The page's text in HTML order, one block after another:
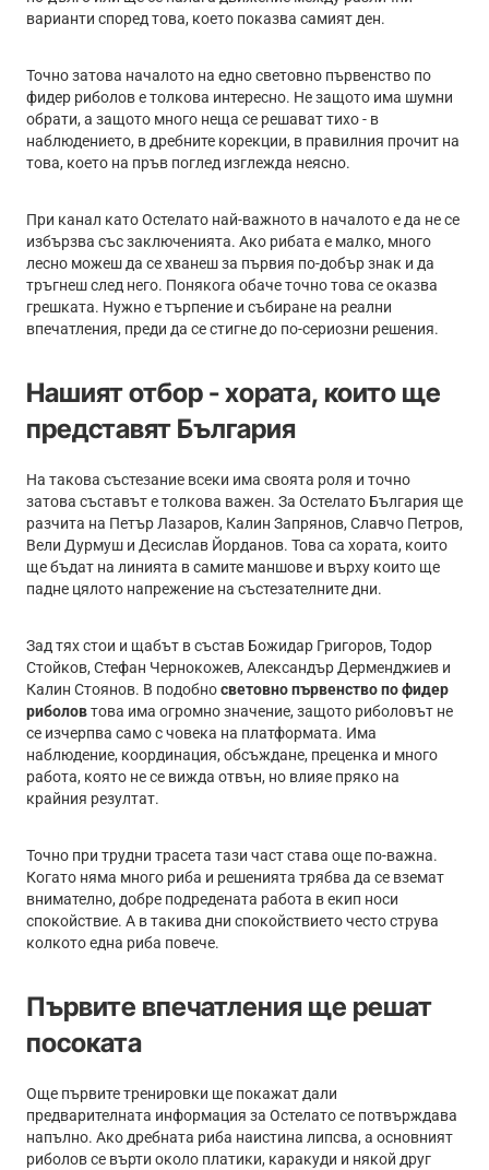
варианти според това, което показва самият ден.
Точно затова началото на едно световно първенство по
фидер риболов е толкова интересно. Не защото има шумни
обрати, а защото много неща се решават тихо - в
наблюдението, в дребните корекции, в правилния прочит на
това, което на пръв поглед изглежда неясно.
При канал като Остелато най-важното в началото е да не се
избързва със заключенията. Ако рибата е малко, много
лесно можеш да се хванеш за първия по-добър знак и да
тръгнеш след него. Понякога обаче точно това се оказва
грешката. Нужно е търпение и събиране на реални
впечатления, преди да се стигне до по-сериозни решения.
Нашият отбор - хората, които ще
представят България
На такова състезание всеки има своята роля и точно
затова съставът е толкова важен. За Остелато България ще
разчита на Петър Лазаров, Калин Запрянов, Славчо Петров,
Вели Дурмуш и Десислав Йорданов. Това са хората, които
ще бъдат на линията в самите маншове и върху които ще
падне цялото напрежение на състезателните дни.
Зад тях стои и щабът в състав Божидар Григоров, Тодор
Стойков, Стефан Чернокожев, Александър Дерменджиев и
Калин Стоянов. В подобносветовно първенство по фидер
риболовтова има огромно значение, защото риболовът не
се изчерпва само с човека на платформата. Има
наблюдение, координация, обсъждане, преценка и много
работа, която не се вижда отвън, но влияе пряко на
крайния резултат.
Точно при трудни трасета тази част става още по-важна.
Когато няма много риба и решенията трябва да се вземат
внимателно, добре подредената работа в екип носи
спокойствие. А в такива дни спокойствието често струва
колкото една риба повече.
Първите впечатления ще решат
посоката
Още първите тренировки ще покажат дали
предварителната информация за Остелато се потвърждава
напълно. Ако дребната риба наистина липсва, а основният
риболов се върти около платики, каракуди и някой друг